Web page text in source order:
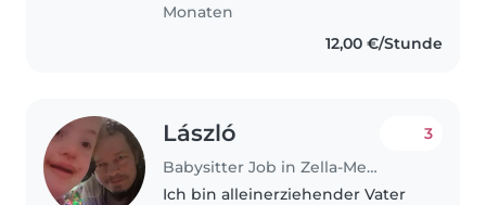
Monaten
12,00 €/Stunde
László
Babysitter Job in Zella-Mehlis
3
Ich bin alleinerziehender Vater